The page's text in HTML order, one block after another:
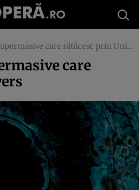
care rătăcesc prin Univers
care